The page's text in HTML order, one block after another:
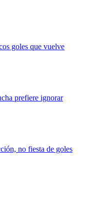
goles que vuelve
prefiere ignorar
no fiesta de goles